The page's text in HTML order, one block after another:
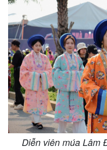
Diễn viên múa Lâm